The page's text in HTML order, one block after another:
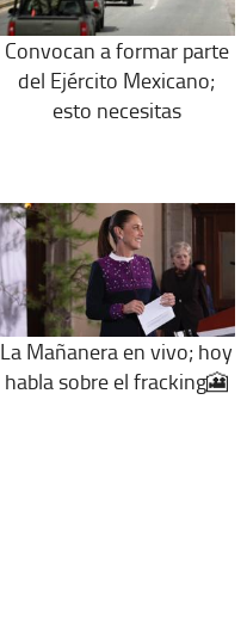
Convocan a formar parte
del Ejército Mexicano;
esto necesitas
La Mañanera en vivo; hoy
habla sobre el fracking🎦